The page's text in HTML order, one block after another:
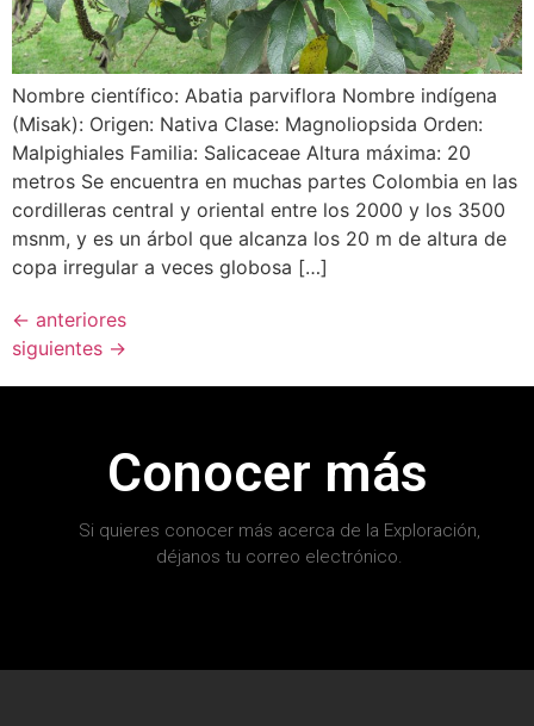
Nombre científico: Abatia parviflora Nombre indígena
(Misak): Origen: Nativa Clase: Magnoliopsida Orden:
Malpighiales Familia: Salicaceae Altura máxima: 20
metros Se encuentra en muchas partes Colombia en las
cordilleras central y oriental entre los 2000 y los 3500
msnm, y es un árbol que alcanza los 20 m de altura de
copa irregular a veces globosa […]
← anteriores
siguientes →
Conocer más
Si quieres conocer más acerca de la Exploración,
déjanos tu correo electrónico.